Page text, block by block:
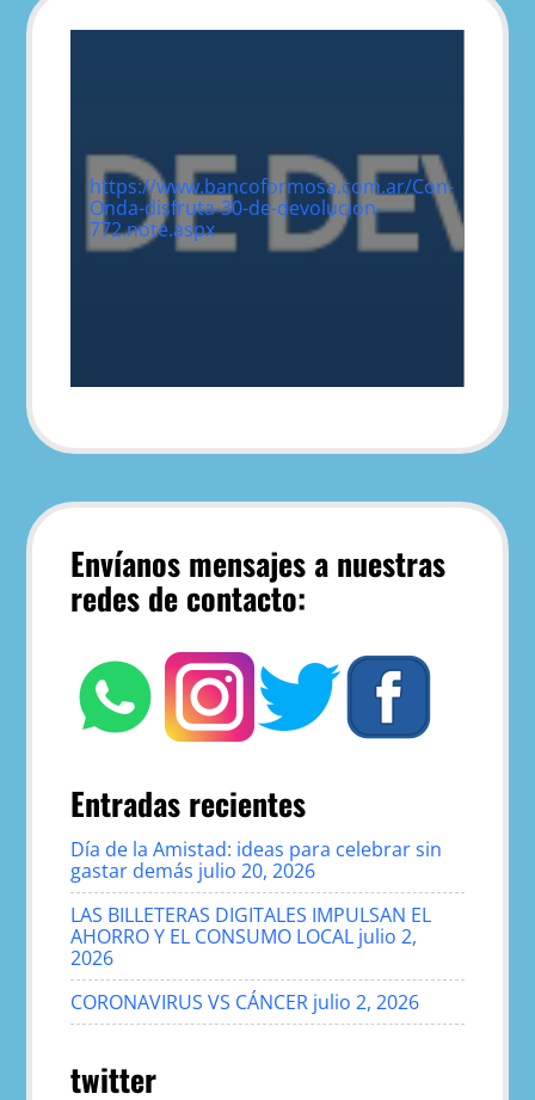
https://www.bancoformosa.com.ar/Con-
Onda-disfruta-30-de-devolucion-
772.note.aspx
Envíanos mensajes a nuestras
redes de contacto:
Entradas recientes
Día de la Amistad: ideas para celebrar sin
gastar demás julio 20, 2026
LAS BILLETERAS DIGITALES IMPULSAN EL
AHORRO Y EL CONSUMO LOCAL julio 2,
2026
CORONAVIRUS VS CÁNCER julio 2, 2026
twitter